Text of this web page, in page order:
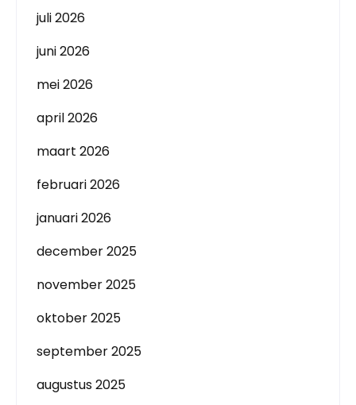
juli 2026
juni 2026
mei 2026
april 2026
maart 2026
februari 2026
januari 2026
december 2025
november 2025
oktober 2025
september 2025
augustus 2025